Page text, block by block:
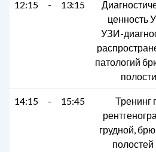
12:15 - 13:15
ценность
УЗИ-
патологий
14:15 - 15:45
Тренинг
грудной,
полостей